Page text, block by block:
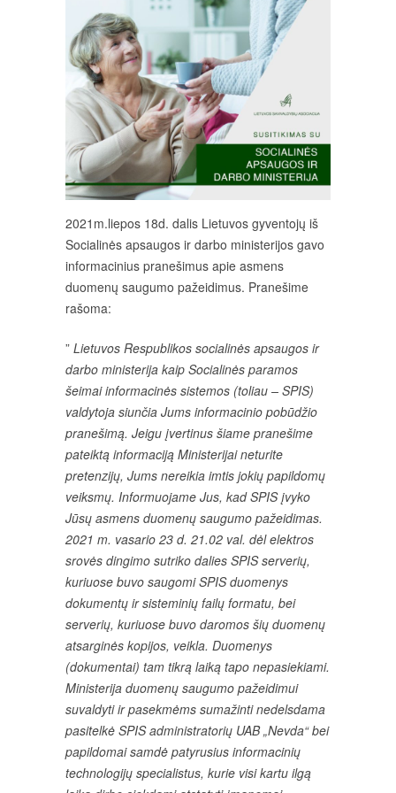
2021m.liepos 18d. dalis Lietuvos gyventojų iš
Socialinės apsaugos ir darbo ministerijos gavo
informacinius pranešimus apie asmens
duomenų saugumo pažeidimus. Pranešime
rašoma:
” Lietuvos Respublikos socialinės apsaugos ir
darbo ministerija kaip Socialinės paramos
šeimai informacinės sistemos (toliau – SPIS)
valdytoja siunčia Jums informacinio pobūdžio
pranešimą. Jeigu įvertinus šiame pranešime
pateiktą informaciją Ministerijai neturite
pretenzijų, Jums nereikia imtis jokių papildomų
veiksmų. Informuojame Jus, kad SPIS įvyko
Jūsų asmens duomenų saugumo pažeidimas.
2021 m. vasario 23 d. 21.02 val. dėl elektros
srovės dingimo sutriko dalies SPIS serverių,
kuriuose buvo saugomi SPIS duomenys
dokumentų ir sisteminių failų formatu, bei
serverių, kuriuose buvo daromos šių duomenų
atsarginės kopijos, veikla. Duomenys
(dokumentai) tam tikrą laiką tapo nepasiekiami.
Ministerija duomenų saugumo pažeidimui
suvaldyti ir pasekmėms sumažinti nedelsdama
pasitelkė SPIS administratorių UAB „Nevda“ bei
papildomai samdė patyrusius informacinių
technologijų specialistus, kurie visi kartu ilgą